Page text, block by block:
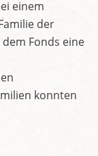
einem
der
Fonds eine
konnten